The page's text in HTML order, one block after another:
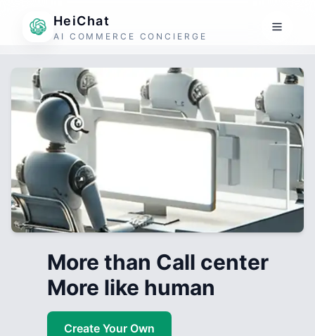
HeiChat
AI COMMERCE CONCIERGE
More than Call center
More like human
Create Your Own